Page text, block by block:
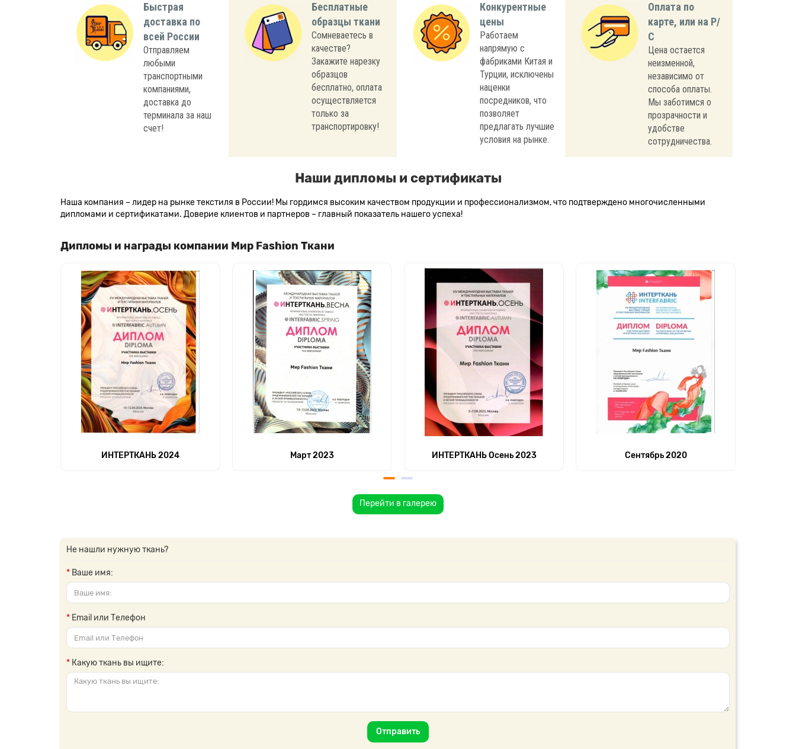
Быстрая
доставка по
всей России
Отправляем
любыми
транспортными
компаниями,
доставка до
терминала за наш
счет!
Бесплатные
образцы ткани
Сомневаетесь в
качестве?
Закажите нарезку
образцов
бесплатно, оплата
осуществляется
только за
транспортировку!
Конкурентные
цены
Работаем
напрямую с
фабриками Китая и
Турции, исключены
наценки
посредников, что
позволяет
предлагать лучшие
условия на рынке.
Оплата по
карте, или на Р/
С
Цена остается
неизменной,
независимо от
способа оплаты.
Мы заботимся о
прозрачности и
удобстве
сотрудничества.
Наши дипломы и сертификаты
Наша компания – лидер на рынке текстиля в России! Мы гордимся высоким качеством продукции и профессионализмом, что подтверждено многочисленными
дипломами и сертификатами. Доверие клиентов и партнеров – главный показатель нашего успеха!
Дипломы и награды компании Мир Fashion Ткани
ИНТЕРТКАНЬ 2024 Март 2023 ИНТЕРТКАНЬ Осень 2023 Сентябрь 2020
Перейти в галерею
Не нашли нужную ткань?
Ваше имя:
Email или Телефон
Какую ткань вы ищите:
Отправить